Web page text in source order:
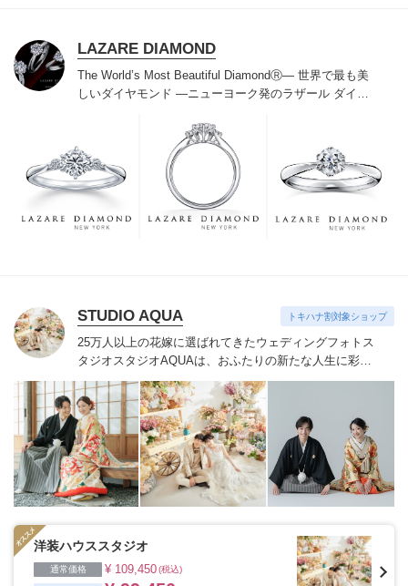
LAZARE DIAMOND
The World’s Most Beautiful DiamondⓇ― 世界で最も美
しいダイヤモンド ―ニューヨーク発のラザール ダイヤ
られ120年を超えた今もなおダイヤモンドの美しい輝き
にこだわり続けています。私たちの願いは、この生涯変
わらないワン＆オンリーの輝きを幸せの象徴として、い
つも、ずっと、身に着けていただくことです。
STUDIO AQUA トキハナ割対象ショップ
25万人以上の花嫁に選ばれてきたウェディングフォトス
タジオスタジオAQUAは、おふたりの新たな人生に彩り
を添える“最高のウェディングフォト”のお手伝いをさせ
ていただきます。1枚の写真のチカラを信じて
洋装ハウススタジオ
通常価格 ¥ 109,450(税込)